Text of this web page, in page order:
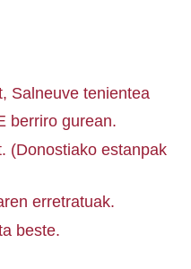
Salneuve tenientea
berriro gurean.
(Donostiako estanpak
erretratuak.
beste.